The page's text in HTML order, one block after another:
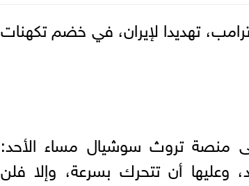
تهديدا لإيران، في خضم تكهنات
منصة تروث سوشيال مساء الأحد:
وعليها أن تتحرك بسرعة، وإلا فلن